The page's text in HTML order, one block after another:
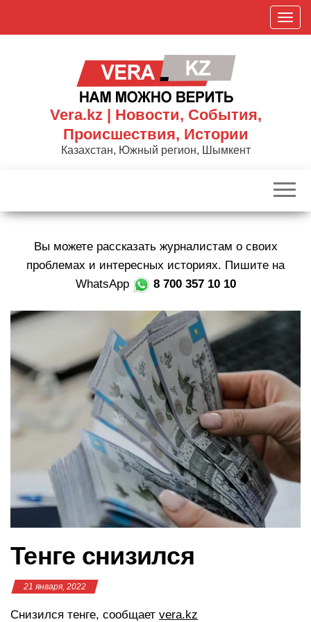
П
о
к
р
ц
и
ю
Vera.kz | Новости, События,
Происшествия, Истории
Казахстан, Южный регион, Шымкент
Вы можете рассказать журналистам о своих
проблемах и интересных историях. Пишите на
WhatsApp
8 700 357 10 10
Тенге снизился
21 января, 2022
Снизился тенге, сообщает vera.kz